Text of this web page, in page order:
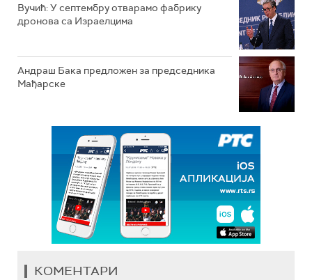
Вучић: У септембру отварамо фабрику
дронова са Израелцима
Андраш Бакa предложен за председника
Мађарске
КОМЕНТАРИ